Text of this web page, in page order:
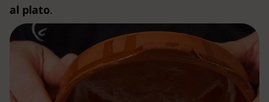
al plato.